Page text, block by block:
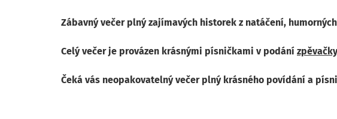
Zábavný večer plný zajímavých historek z natáčení,
Celý večer je provázen krásnými písničkami v podání
Čeká vás neopakovatelný večer plný krásného povídání a